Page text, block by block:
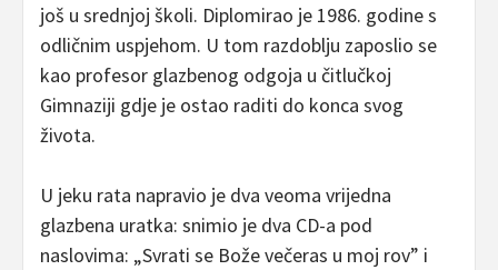
još u srednjoj školi. Diplomirao je 1986. godine s
odličnim uspjehom. U tom razdoblju zaposlio se
kao profesor glazbenog odgoja u čitlučkoj
Gimnaziji gdje je ostao raditi do konca svog
života.
U jeku rata napravio je dva veoma vrijedna
glazbena uratka: snimio je dva CD-a pod
naslovima: „Svrati se Bože večeras u moj rov” i